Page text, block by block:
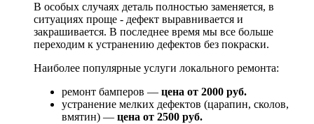
В особых случаях деталь полностью заменяется, в
ситуациях проще - дефект выравнивается и
закрашивается. В последнее время мы все больше
переходим к устранению дефектов без покраски.
Наиболее популярные услуги локального ремонта:
ремонт бамперов — цена от 2000 руб.
устранение мелких дефектов (царапин, сколов,
вмятин) — цена от 2500 руб.